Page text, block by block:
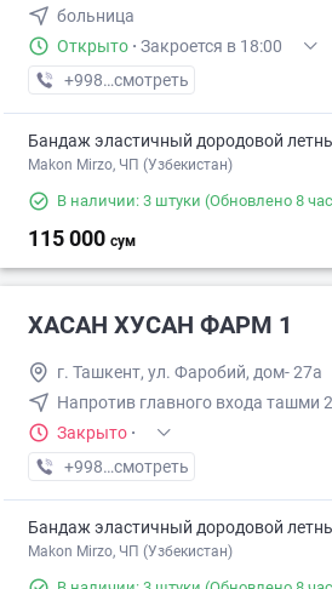
больница
Открыто · Закроется в 18:00
+998 (90) XXX-XX-XX
смотреть
Бандаж эластичный дородовой
Makon Mirzo, ЧП (Узбекистан)
В наличии: 3 штуки (Обновлено 8
115 000 сум
ХАСАН ХУСАН ФАРМ 1
г. Ташкент, ул. Фаробий, дом- 27а
Напротив главного входа ташми 2
Закрыто ·
+998 (71) XXX-XX-XX
смотреть
Бандаж эластичный дородовой
Makon Mirzo, ЧП (Узбекистан)